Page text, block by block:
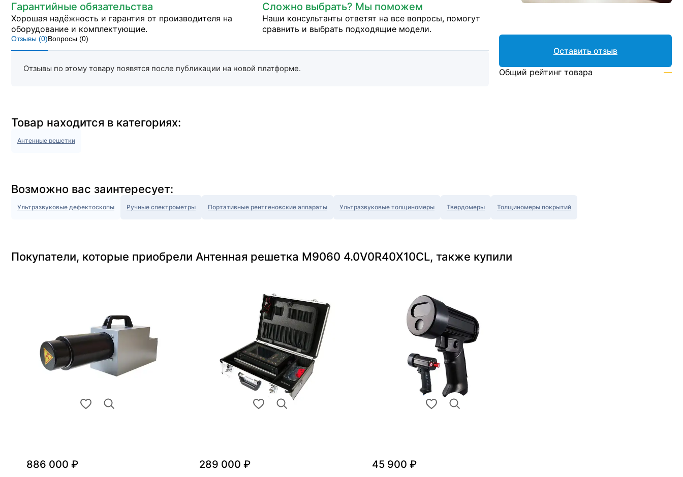
Гарантийные обязательства
Хорошая надёжность и гарантия от производителя на
оборудование и комплектующие.
Сложно выбрать? Мы поможем
Наши консультанты ответят на все вопросы, помогут
сравнить и выбрать подходящие модели.
Отзывы (0)Вопросы (0)
Отзывы по этому товару появятся после публикации на новой платформе.
Оставить отзыв
Общий рейтинг товара —
Товар находится в категориях:
Антенные решетки
Возможно вас заинтересует:
Ультразвуковые дефектоскопы Ручные спектрометры Портативные рентгеновские аппараты Ультразвуковые толщиномеры Твердомеры Толщиномеры покрытий
Покупатели, которые приобрели Антенная решетка M9060 4.0V0R40Х10CL, также купили
886 000 ₽ 289 000 ₽ 45 900 ₽